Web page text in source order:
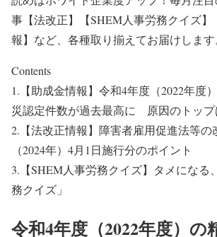
事【法改正】【SHEM人事労務クイズ
報】など、各種取り揃えてお届けします
Contents
1.【助成金情報】令和4年度（2022年度
災認定件数が過去最高に 原因のトップ
2.【法改正情報】障害者雇用促進法等
（2024年）4月1日施行分のポイント
3.【SHEM人事労務クイズ】タメになる
務クイズ」
令和4年度（2022年度）の